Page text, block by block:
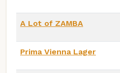
A Lot of ZAMBA
Prima Vienna Lager